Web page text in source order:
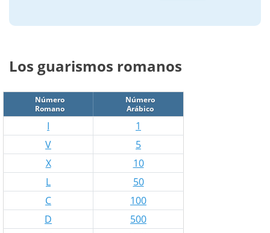
Los guarismos romanos
Número
Romano
Número
Arábico
I
1
V
5
X
10
L
50
C
100
D
500